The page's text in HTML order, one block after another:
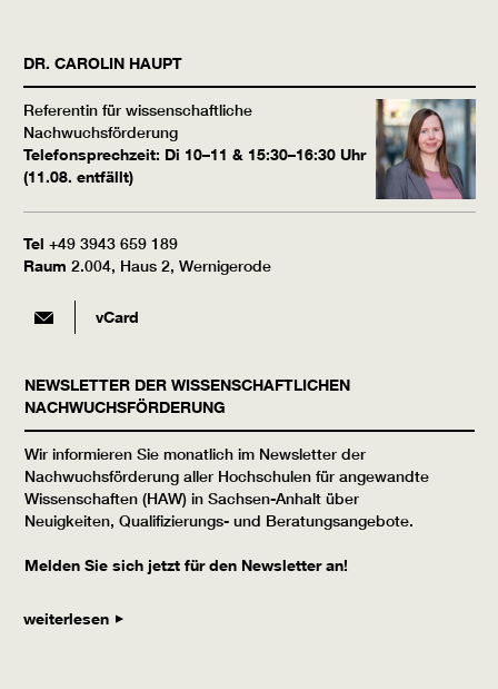
DR. CAROLIN HAUPT
Referentin für wissenschaftliche
Nachwuchsförderung
Telefonsprechzeit: Di 10–11 & 15:30–16:30 Uhr
(11.08. entfällt)
Tel +49 3943 659 189
Raum 2.004, Haus 2, Wernigerode
vCard
NEWSLETTER DER WISSENSCHAFTLICHEN
NACHWUCHSFÖRDERUNG
Wir informieren Sie monatlich im Newsletter der
Nachwuchsförderung aller Hochschulen für angewandte
Wissenschaften (HAW) in Sachsen-Anhalt über
Neuigkeiten, Qualifizierungs- und Beratungsangebote.
Melden Sie sich jetzt für den Newsletter an!
weiterlesen